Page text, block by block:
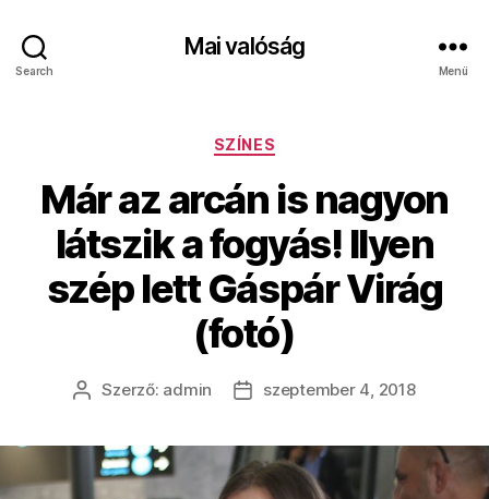
Search
Mai valóság
Menü
Kategóriák
SZÍNES
Már az arcán is nagyon
látszik a fogyás! Ilyen
szép lett Gáspár Virág
(fotó)
Bejegyzés
Szerző: admin
Bejegyzés
szeptember 4, 2018